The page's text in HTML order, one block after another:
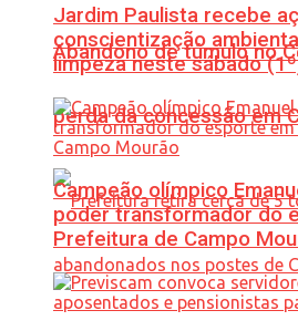
Abandono de túmulo no
perda da concessão em
Jardim Paulista recebe
conscientização
limpeza neste sábado
Campeão olímpico
poder transformador do
Prefeitura de Campo